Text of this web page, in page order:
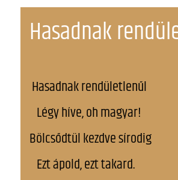
Hasadnak
Hasadnak rendületlenűl
Légy híve, oh magyar!
Bölcsődtül kezdve sírodig
Ezt ápold, ezt takard.